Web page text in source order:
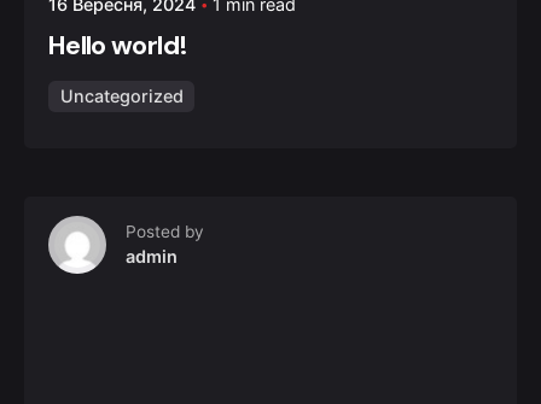
Hello world!
Uncategorized
Posted by
admin